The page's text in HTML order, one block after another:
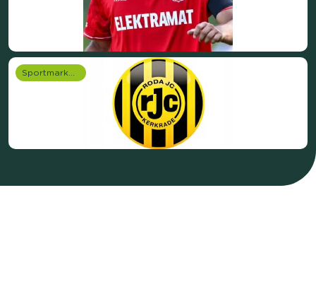
Sportmarketing onderzoek